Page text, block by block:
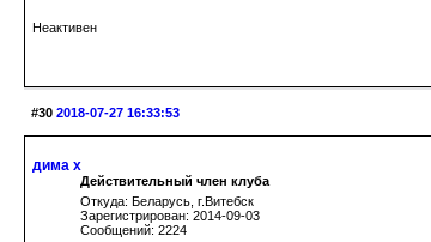
Неактивен
#30 2018-07-27 16:33:53
дима х
Действительный член клуба
Откуда: Беларусь, г.Витебск
Зарегистрирован: 2014-09-03
Сообщений: 2224